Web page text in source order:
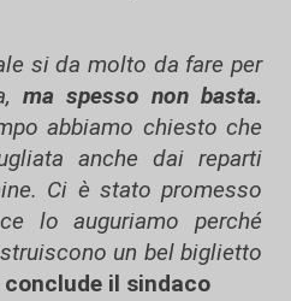
si da molto da fare per
ma spesso non basta.
abbiamo chiesto che
anche dai reparti
Ci è stato promesso
lo auguriamo perché
un bel biglietto
conclude il sindaco